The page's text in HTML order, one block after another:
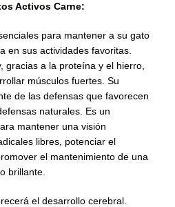
Activos Carne:
para mantener a su gato
en sus actividades favoritas.
gracias a la proteína y el hierro,
músculos fuertes. Su
de las defensas que favorecen
naturales. Es un
mantener una visión
libres, potenciar el
el mantenimiento de una
brillante.
el desarrollo cerebral.